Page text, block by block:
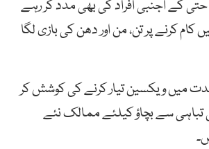
کے اجنبی افراد کی بھی مدد کر رہے
کرنے پر تن، من اور دھن کی بازی لگا
میں ویکسین تیار کرنے کی کوشش کر
تباہی سے بچاؤ کیلئے ممالک نئے